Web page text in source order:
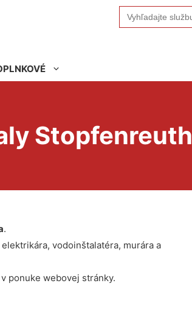
Search
for:
Stopfenreuth
.
vodoinštalatéra, murára a
ponuke webovej stránky.